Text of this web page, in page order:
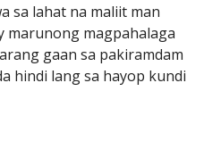
sa lahat na maliit man
marunong magpahalaga
gaan sa pakiramdam
hindi lang sa hayop kundi